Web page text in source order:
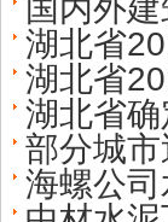
国内外
湖北省
湖北省
湖北省确
部分城
海螺公